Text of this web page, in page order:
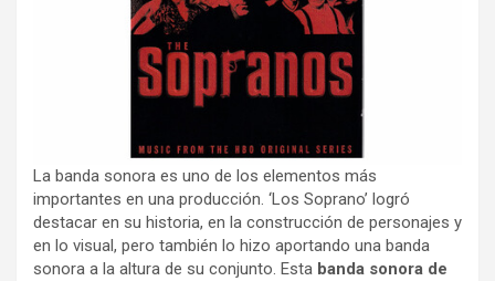
La banda sonora es uno de los elementos más
importantes en una producción. ‘Los Soprano’ logró
destacar en su historia, en la construcción de personajes y
en lo visual, pero también lo hizo aportando una banda
sonora a la altura de su conjunto. Esta banda sonora de